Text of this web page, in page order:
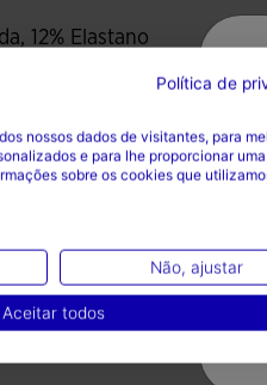
12% Elastano
(1)
Política de
nossos dados de visitantes, para
e para lhe proporcionar
sobre os cookies que
Não, ajustar
Aceitar todos